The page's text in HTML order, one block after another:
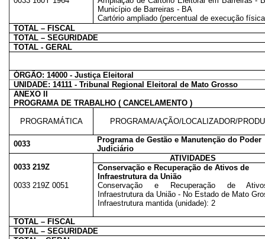
Município de Barreiras - BA
Cartório ampliado (percentual de execução
TOTAL – FISCAL
TOTAL – SEGURIDADE
TOTAL - GERAL
ÓRGÃO: 14000 - Justiça Eleitoral
UNIDADE: 14111 - Tribunal Regional Eleitoral de Mato Grosso
ANEXO II
PROGRAMA DE TRABALHO ( CANCELAMENTO )
PROGRAMÁTICA PROGRAMA/AÇÃO/LOCALIZADOR/
0033
Programa de Gestão e Manutenção do Poder
Judiciário
ATIVIDADES
0033 219Z
Conservação e Recuperação de Ativos de
Infraestrutura da União
0033 219Z 0051
Conservação e Recuperação de
Infraestrutura da União - No Estado de Mato
Infraestrutura mantida (unidade): 2
TOTAL – FISCAL
TOTAL – SEGURIDADE